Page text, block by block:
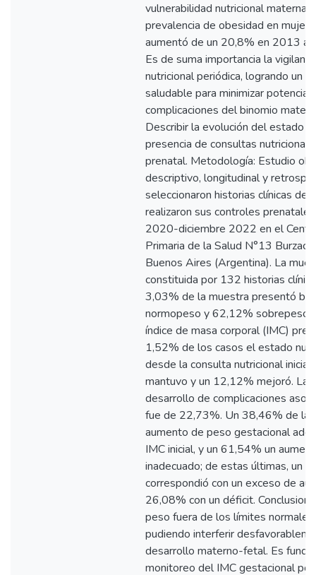
vulnerabilidad nutricional materna.
prevalencia de obesidad en
aumentó de un 20,8% en 2013 a
Es de suma importancia la
nutricional periódica, logrando un
saludable para minimizar
complicaciones del binomio
Describir la evolución del estado
presencia de consultas
prenatal. Metodología: Estudio
descriptivo, longitudinal y
seleccionaron historias clínicas de
realizaron sus controles
2020-diciembre 2022 en el
Primaria de la Salud N°13
Buenos Aires (Argentina). La
constituida por 132 historias
3,03% de la muestra presentó
normopeso y 62,12% sobrepeso
índice de masa corporal (IMC)
1,52% de los casos el estado
desde la consulta nutricional
mantuvo y un 12,12% mejoró. La
desarrollo de complicaciones
fue de 22,73%. Un 38,46% de
aumento de peso gestacional
IMC inicial, y un 61,54% un
inadecuado; de estas últimas, un
correspondió con un exceso de
26,08% con un déficit.
peso fuera de los límites
pudiendo interferir
desarrollo materno-fetal. Es
monitoreo del IMC gestacional